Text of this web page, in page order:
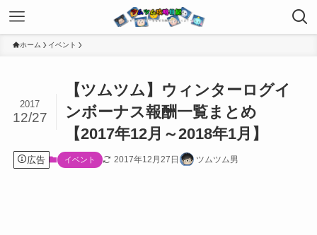
ホーム イベント
【ツムツム】ウィンターログイ
ンボーナス報酬一覧まとめ
【2017年12月～2018年1月】
2017
12/27
広告 イベント 2017年12月27日 ツムツム男